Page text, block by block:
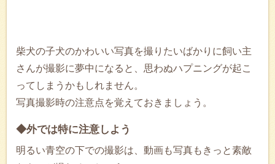
柴犬の子犬のかわいい写真を撮りたいばかりに飼い主
さんが撮影に夢中になると、思わぬハプニングが起こ
ってしまうかもしれません。
写真撮影時の注意点を覚えておきましょう。
◆外では特に注意しよう
明るい青空の下での撮影は、動画も写真もきっと素敵